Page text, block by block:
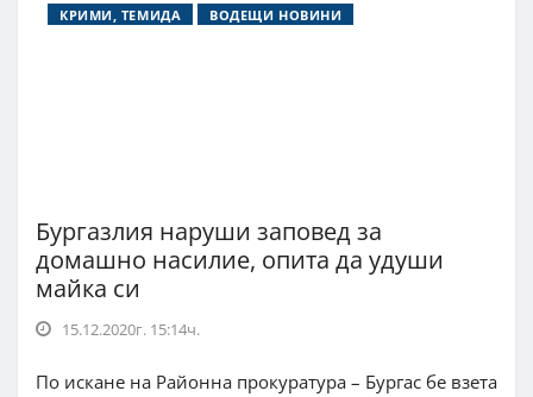
КРИМИ, ТЕМИДА ВОДЕЩИ НОВИНИ
Бургазлия наруши заповед за
домашно насилие, опита да удуши
майка си
15.12.2020г. 15:14ч.
По искане на Районна прокуратура – Бургас бе взета